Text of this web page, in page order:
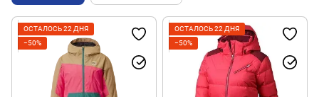
ОСТАЛОСЬ 22 ДНЯ
−50%
ОСТАЛОСЬ 22 ДНЯ
−50%